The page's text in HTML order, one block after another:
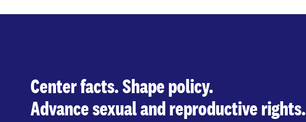
Center facts. Shape policy.
Advance sexual and reproductive rights.